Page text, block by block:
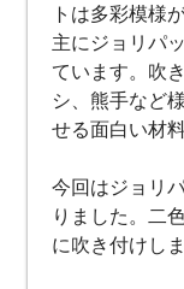
トは多彩模様
主にジョリパ
ています。吹
シ、熊手など
せる面白い材料
今回はジョリ
りました。二
に吹き付けしま